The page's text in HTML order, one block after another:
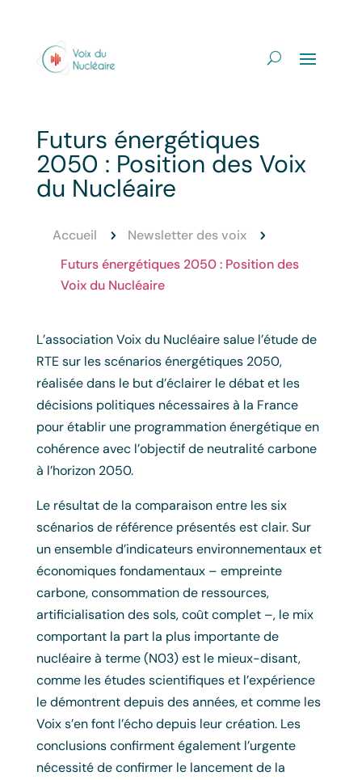
Futurs énergétiques
2050 : Position des Voix
du Nucléaire
Accueil 5 Newsletter des voix 5
Futurs énergétiques 2050 : Position des
Voix du Nucléaire
L’association Voix du Nucléaire salue l’étude de
RTE sur les scénarios énergétiques 2050,
réalisée dans le but d’éclairer le débat et les
décisions politiques nécessaires à la France
pour établir une programmation énergétique en
cohérence avec l’objectif de neutralité carbone
à l’horizon 2050.
Le résultat de la comparaison entre les six
scénarios de référence présentés est clair. Sur
un ensemble d’indicateurs environnementaux et
économiques fondamentaux – empreinte
carbone, consommation de ressources,
artificialisation des sols, coût complet –, le mix
comportant la part la plus importante de
nucléaire à terme (N03) est le mieux-disant,
comme les études scientifiques et l’expérience
le démontrent depuis des années, et comme les
Voix s’en font l’écho depuis leur création. Les
conclusions confirment également l’urgente
nécessité de confirmer le lancement de la